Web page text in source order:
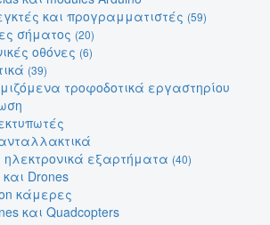
και προγραμματιστές (59)
σήματος (20)
οθόνες (6)
(39)
τροφοδοτικά εργαστηρίου
ηλεκτρονικά εξαρτήματα (40)
Drones
κάμερες
και Quadcopters